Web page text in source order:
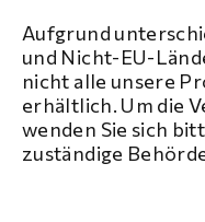
Aufgrund
und Nicht-EU-
nicht alle unsere
erhältlich. Um die
wenden Sie sich
zuständige